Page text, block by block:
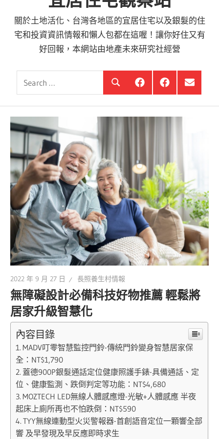
關於土地活化、台灣各地區的宜居住宅以及銀髮的住
宅和投資資訊情報和懶人包都在這喔！讓你好住又有
好回報，本網站由地產未來研究社經營
Search
銀
髮
住
宅
觀
投
資
銀
髮,
前
選
單
項
目
2022 年 9 月 27 日 長照養生村情報
無障礙設計必備科技好物推薦 輕鬆將
居家升級智慧化
內容目錄
MADV叮零智慧監控門鈴-傳統門鈴變身智慧居家保
全：NT$1,790
蓋德900P銀髮通話定位健康照護手錶-具備通話、定
位、健康監測、跌倒判定等功能：NT$4,680
MOZTECH LED無線人體感應燈-光敏+人體感應 半夜
起床上廁所再也不怕跌倒：NT$590
TYY無線連動型火災警報器-首創語音定位一顆響全部
響 及早發現及早反應即時求生